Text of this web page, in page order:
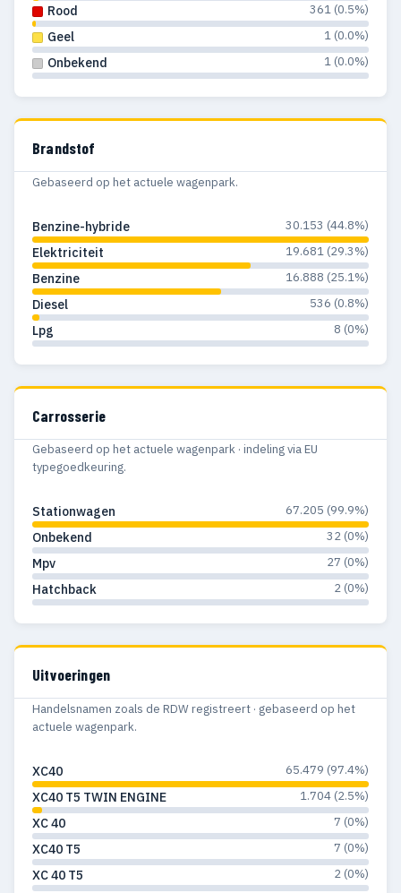
Rood 361 (0.5%)
Geel 1 (0.0%)
Onbekend 1 (0.0%)
Brandstof
Gebaseerd op het actuele wagenpark.
Benzine-hybride 30.153 (44.8%)
Elektriciteit 19.681 (29.3%)
Benzine 16.888 (25.1%)
Diesel 536 (0.8%)
Lpg 8 (0%)
Carrosserie
Gebaseerd op het actuele wagenpark · indeling via EU
typegoedkeuring.
Stationwagen 67.205 (99.9%)
Onbekend 32 (0%)
Mpv 27 (0%)
Hatchback 2 (0%)
Uitvoeringen
Handelsnamen zoals de RDW registreert · gebaseerd op het
actuele wagenpark.
XC40 65.479 (97.4%)
XC40 T5 TWIN ENGINE 1.704 (2.5%)
XC 40 7 (0%)
XC40 T5 7 (0%)
XC 40 T5 2 (0%)